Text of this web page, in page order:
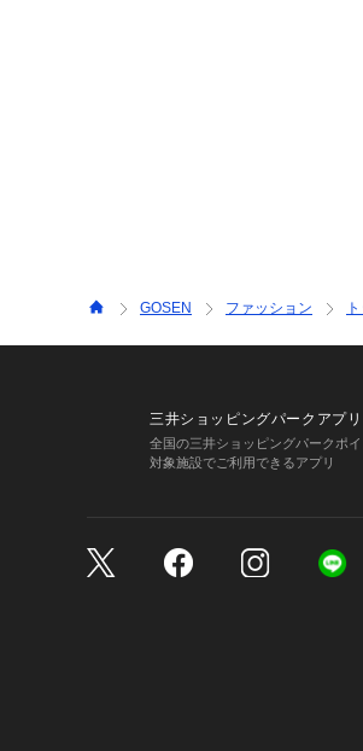
GOSEN ファッション
三井ショッピングパークアプリ
全国の三井ショッピングパークポイ
対象施設でご利用できるアプリ